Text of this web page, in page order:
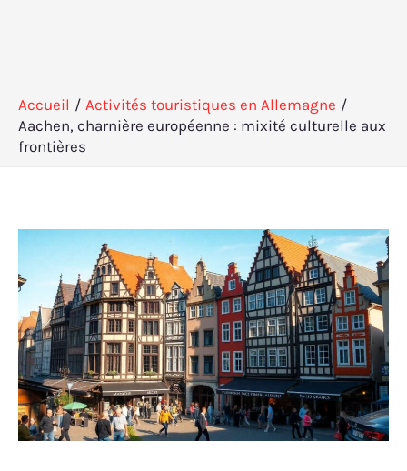
Accueil
Activités touristiques en Allemagne
Aachen, charnière européenne : mixité culturelle aux
frontières